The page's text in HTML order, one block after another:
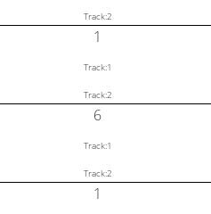
Track:2
1
Track:1
Track:2
6
Track:1
Track:2
1